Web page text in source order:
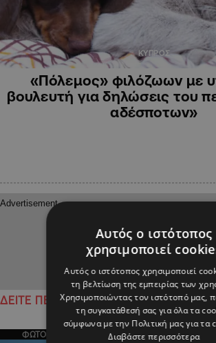
ΚΥΠΡΟΣ
«Πόλεμος» φιλόζωων με
βουλευτή για δηλώσεις του
αδέσποτων»
ΔΕΙΤΕ ΠΕΡΙΣΣΟΤΕΡΑ
ΦΩΤΟΓΡΑΦΙΑ ΤΗΣ ΗΜΕΡΑΣ
Αυτός ο ιστότοπος
χρησιμοποιεί
Αυτός ο ιστότοπος χρησιμοποιεί
τη βελτίωση της εμπειρίας των
Χρησιμοποιώντας τον ιστότοπό μας,
τη συγκατάθεσή σας για όλα τα
σύμφωνα με την Πολιτική μας για τα
Διαβάστε περισσότερα